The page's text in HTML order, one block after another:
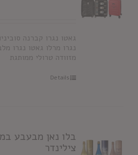
גאטו נגרו קברנה
נגרו מרלו גאטו נגרו
מזוודה טרולי ממותגת
Details
בלו נאן מבעבע
צילינדר